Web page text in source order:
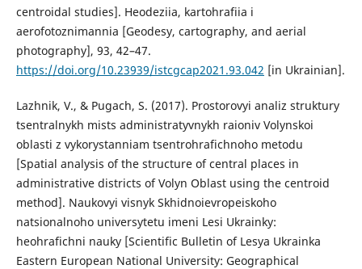
centroidal studies]. Heodeziia, kartohrafiia i
aerofotoznimannia [Geodesy, cartography, and aerial
photography], 93, 42–47.
https://doi.org/10.23939/istcgcap2021.93.042 [in Ukrainian].
Lazhnik, V., & Pugach, S. (2017). Prostorovyi analiz struktury
tsentralnykh mists administratyvnykh raioniv Volynskoi
oblasti z vykorystanniam tsentrohrafichnoho metodu
[Spatial analysis of the structure of central places in
administrative districts of Volyn Oblast using the centroid
method]. Naukovyi visnyk Skhidnoievropeiskoho
natsionalnoho universytetu imeni Lesi Ukrainky:
heohrafichni nauky [Scientific Bulletin of Lesya Ukrainka
Eastern European National University: Geographical